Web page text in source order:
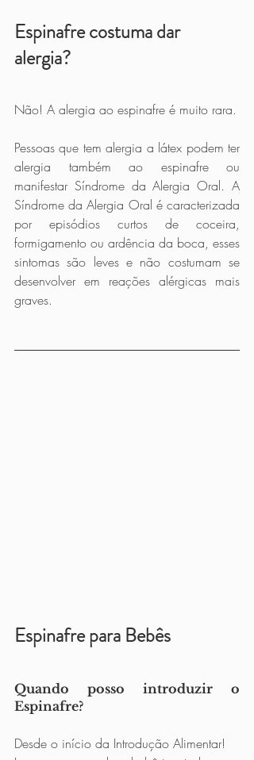
Espinafre costuma dar
alergia?
Não! A alergia ao espinafre é muito rara.
Pessoas que tem alergia a látex podem ter
alergia também ao espinafre ou
manifestar Síndrome da Alergia Oral. A
Síndrome da Alergia Oral é caracterizada
por episódios curtos de coceira,
formigamento ou ardência da boca, esses
sintomas são leves e não costumam se
desenvolver em reações alérgicas mais
graves.
Espinafre para Bebês
Quando posso introduzir o
Espinafre?
Desde o início da Introdução Alimentar!